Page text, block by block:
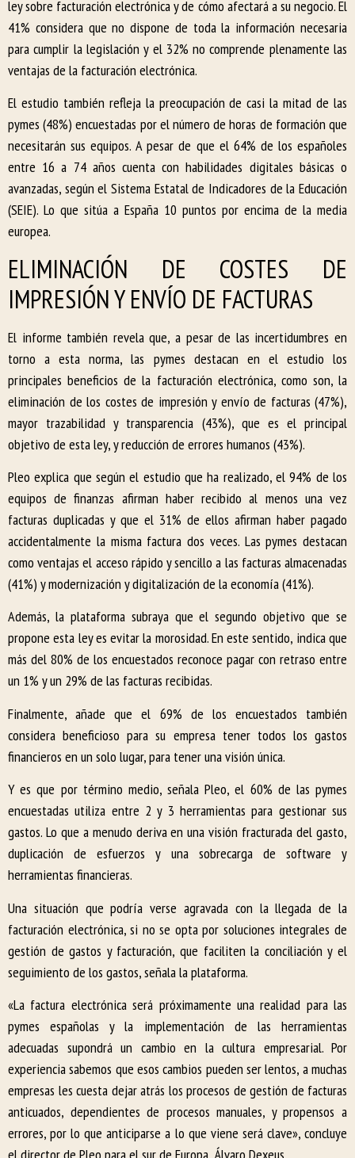
ley sobre facturación electrónica y de cómo afectará a su negocio. El
41% considera que no dispone de toda la información necesaria
para cumplir la legislación y el 32% no comprende plenamente las
ventajas de la facturación electrónica.
El estudio también refleja la preocupación de casi la mitad de las
pymes (48%) encuestadas por el número de horas de formación que
necesitarán sus equipos. A pesar de que el 64% de los españoles
entre 16 a 74 años cuenta con habilidades digitales básicas o
avanzadas, según el Sistema Estatal de Indicadores de la Educación
(SEIE). Lo que sitúa a España 10 puntos por encima de la media
europea.
ELIMINACIÓN DE COSTES DE
IMPRESIÓN Y ENVÍO DE FACTURAS
El informe también revela que, a pesar de las incertidumbres en
torno a esta norma, las pymes destacan en el estudio los
principales beneficios de la facturación electrónica, como son, la
eliminación de los costes de impresión y envío de facturas (47%),
mayor trazabilidad y transparencia (43%), que es el principal
objetivo de esta ley, y reducción de errores humanos (43%).
Pleo explica que según el estudio que ha realizado, el 94% de los
equipos de finanzas afirman haber recibido al menos una vez
facturas duplicadas y que el 31% de ellos afirman haber pagado
accidentalmente la misma factura dos veces. Las pymes destacan
como ventajas el acceso rápido y sencillo a las facturas almacenadas
(41%) y modernización y digitalización de la economía (41%).
Además, la plataforma subraya que el segundo objetivo que se
propone esta ley es evitar la morosidad. En este sentido, indica que
más del 80% de los encuestados reconoce pagar con retraso entre
un 1% y un 29% de las facturas recibidas.
Finalmente, añade que el 69% de los encuestados también
considera beneficioso para su empresa tener todos los gastos
financieros en un solo lugar, para tener una visión única.
Y es que por término medio, señala Pleo, el 60% de las pymes
encuestadas utiliza entre 2 y 3 herramientas para gestionar sus
gastos. Lo que a menudo deriva en una visión fracturada del gasto,
duplicación de esfuerzos y una sobrecarga de software y
herramientas financieras.
Una situación que podría verse agravada con la llegada de la
facturación electrónica, si no se opta por soluciones integrales de
gestión de gastos y facturación, que faciliten la conciliación y el
seguimiento de los gastos, señala la plataforma.
«La factura electrónica será próximamente una realidad para las
pymes españolas y la implementación de las herramientas
adecuadas supondrá un cambio en la cultura empresarial. Por
experiencia sabemos que esos cambios pueden ser lentos, a muchas
empresas les cuesta dejar atrás los procesos de gestión de facturas
anticuados, dependientes de procesos manuales, y propensos a
errores, por lo que anticiparse a lo que viene será clave», concluye
el director de Pleo para el sur de Europa, Álvaro Dexeus.